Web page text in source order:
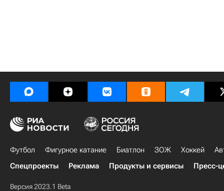
Футбол Фигурное катание Биатлон ЗОЖ Хоккей
Спецпроекты
Реклама Продукты и сервисы Пресс-
Версия 2023.1 Beta